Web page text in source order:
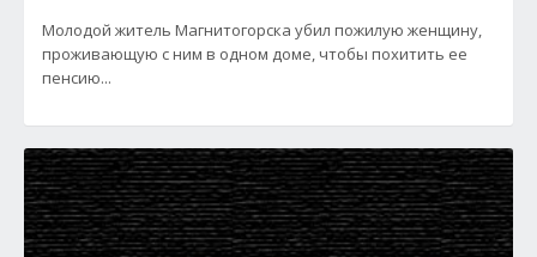
Молодой житель Магнитогорска убил пожилую женщину,
проживающую с ним в одном доме, чтобы похитить ее
пенсию...